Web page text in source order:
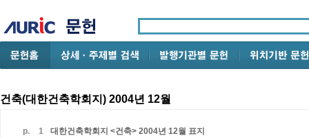
건축(대한건축학회지) 2004년 12월
p. 1
대한건축학회지 <건축> 2004년 12월 표지